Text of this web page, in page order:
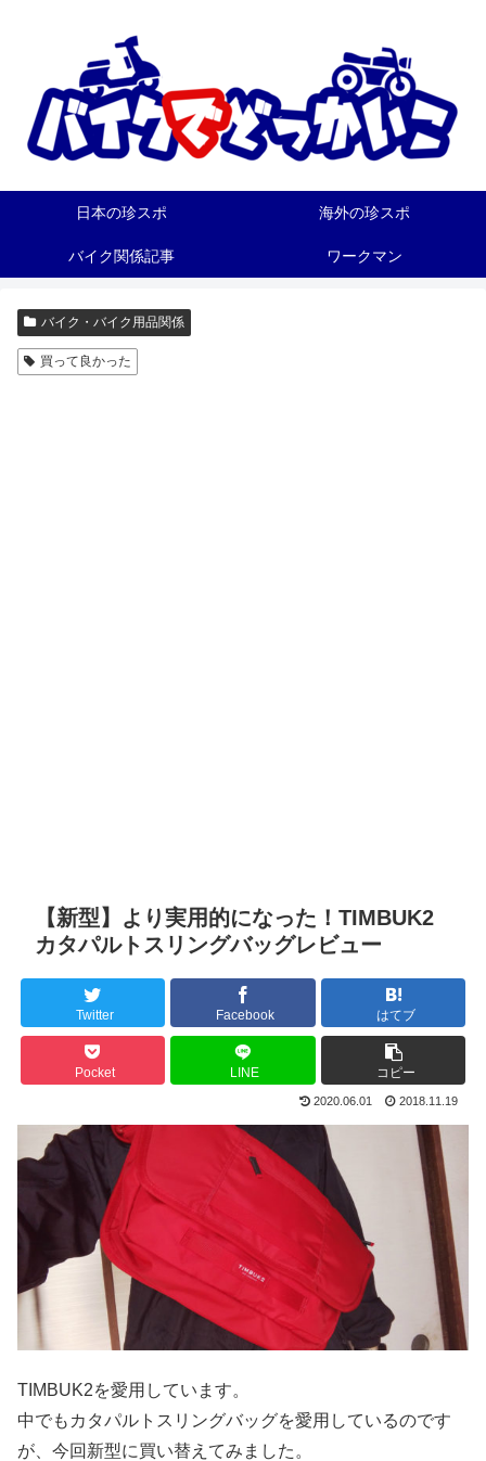
日本の珍スポ 海外の珍スポ
バイク関係記事 ワークマン
バイク・バイク用品関係
買って良かった
【新型】より実用的になった！TIMBUK2
カタパルトスリングバッグレビュー
Twitter Facebook はてブ
Pocket LINE コピー
2020.06.01 2018.11.19
TIMBUK2を愛用しています。
中でもカタパルトスリングバッグを愛用しているのです
が、今回新型に買い替えてみました。